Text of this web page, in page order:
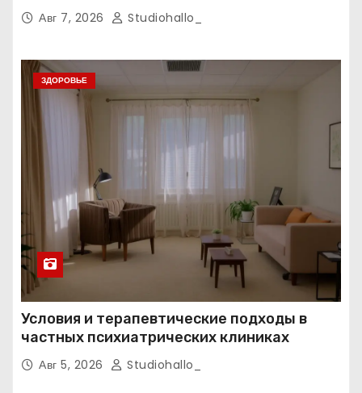
Авг 7, 2026 Studiohallo_
ЗДОРОВЬЕ
Условия и терапевтические подходы в
частных психиатрических клиниках
Авг 5, 2026 Studiohallo_